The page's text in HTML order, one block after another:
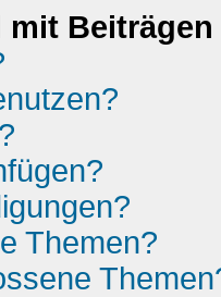
mit
Themen?